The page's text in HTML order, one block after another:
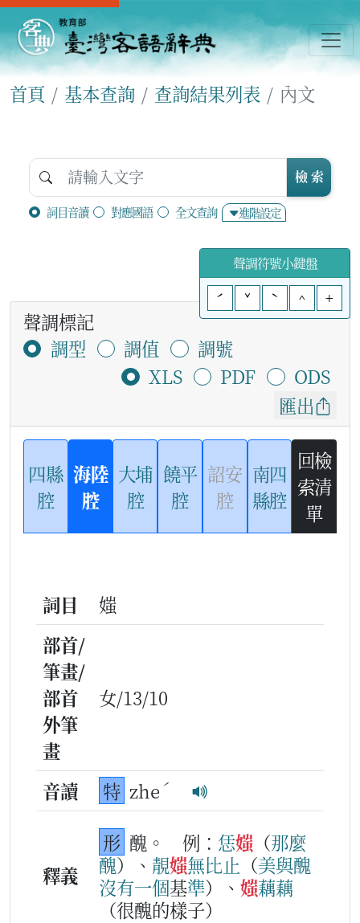
首頁 基本查詢 查詢結果列表 內文
詞目音讀 對應國語 全文查詢 進階設定
檢 索
聲調符號小鍵盤
ˊ
ˇ ˋ ^ +
聲調標記
調型
調值
調號
XLS
PDF
ODS
匯出
四縣
腔
海陸
腔
大埔
腔
饒平
腔
詔安
腔
南四
縣腔
回檢
索清
單
詞目
媸
部首/
筆畫/
部首
外筆
畫
女/13/10
音讀 特 zhe ˊ
釋義
形 醜。 例： 恁媸 （那麼
醜）、 靚媸無比止 （美與醜
沒有一個基準）、 媸藕藕
（很醜的樣子）